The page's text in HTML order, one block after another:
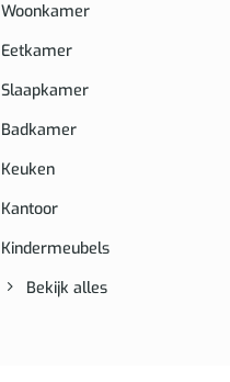
Woonkamer
Eetkamer
Slaapkamer
Badkamer
Keuken
Kantoor
Kindermeubels
Bekijk alles